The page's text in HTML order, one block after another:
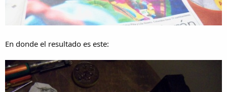
En donde el resultado es este: